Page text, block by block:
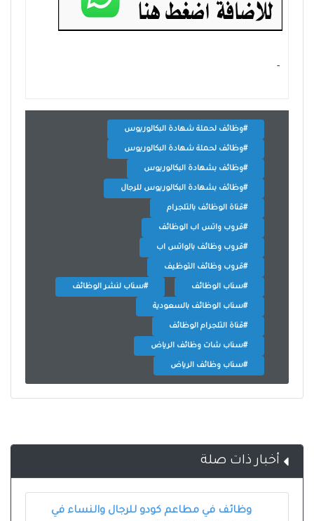
- ‏
#وظائف لحملة شهادة البكالوريوس
#وظائف لحملة شهادة البكالوريوس
#وظائف بشهادة البكالوريوس
#وظائف بشهادة البكالوريوس للرجال
#قناة الوظائف بالتلجرام
#قروب واتس اب الوظائف
#قروب وظائف بالواتس اب
#قروب وظائف التوظيف
#سناب الوظائف #سناب لنشر الوظائف
#سناب الوظائف بالسعودية
#قناة التلجرام الوظائف
#سناب شات وظائف الرياض
#سناب وظائف الرياض
أخبار ذات صلة
وظائف في مطاعم كودو للرجال والنساء في